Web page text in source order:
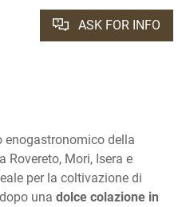
ASK FOR INFO
enogastronomico della
Rovereto, Mori, Isera e
per la coltivazione di
una dolce colazione in